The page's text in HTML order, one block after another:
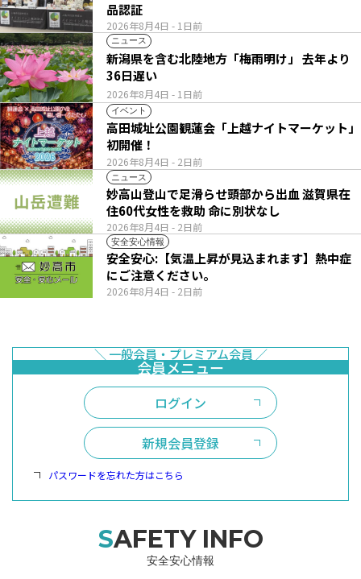
2026年8月4日 - 1日前
品認証
ニュース
2026年8月4日 - 1日前
新潟県を含む北陸地方「梅雨明け」 去年より
36日遅い
イベント
2026年8月4日 - 2日前
高田城址公園観蓮会「上越ナイトマーケット」
初開催！
ニュース
2026年8月4日 - 2日前
妙高山登山で足滑らせ頭部から出血 滋賀県在
住60代女性を救助 命に別状なし
安全安心情報
2026年8月4日 - 2日前
安全安心:【気温上昇が見込まれます】熱中症
にご注意ください。
ログイン
新規会員登録
パスワードを忘れた方はこちら
SAFETY INFO
安全安心情報